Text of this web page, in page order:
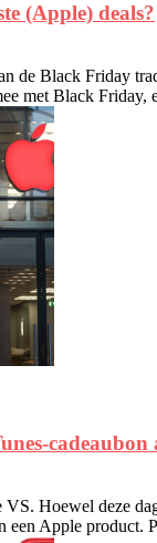
(Apple) deals?
de Black Friday
met Black
cadeaubon
Hoewel deze
een Apple product.